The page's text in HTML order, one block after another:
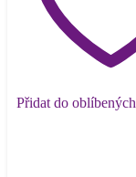
Přidat do oblíbených